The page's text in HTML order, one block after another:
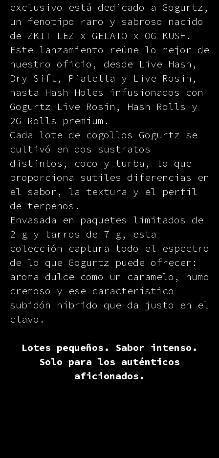
exclusivo está dedicado a Gogurtz,
un fenotipo raro y sabroso nacido
de ZKITTLEZ x GELATO x OG KUSH.
Este lanzamiento reúne lo mejor de
nuestro oficio, desde Live Hash,
Dry Sift, Piatella y Live Rosin,
hasta Hash Holes infusionados con
Gogurtz Live Rosin, Hash Rolls y
2G Rolls premium.
Cada lote de cogollos Gogurtz se
cultivó en dos sustratos
distintos, coco y turba, lo que
proporciona sutiles diferencias en
el sabor, la textura y el perfil
de terpenos.
Envasada en paquetes limitados de
2 g y tarros de 7 g, esta
colección captura todo el espectro
de lo que Gogurtz puede ofrecer:
aroma dulce como un caramelo, humo
cremoso y ese característico
subidón híbrido que da justo en el
clavo.
Lotes pequeños. Sabor intenso.
Solo para los auténticos
aficionados.